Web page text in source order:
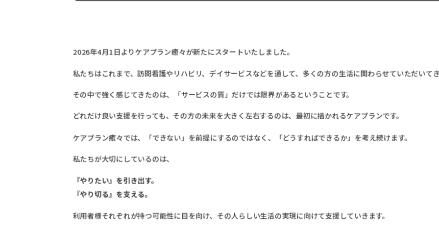
2026年4月1日よりケアプラン癒々が新たにスタートいたしました。
私たちはこれまで、訪問看護やリハビリ、デイサービスなどを通して、多くの方の生活に関わらせていただいてき
その中で強く感じてきたのは、「サービスの質」だけでは限界があるということです。
どれだけ良い支援を行っても、その方の未来を大きく左右するのは、最初に描かれるケアプランです。
ケアプラン癒々では、「できない」を前提にするのではなく、「どうすればできるか」を考え続けます。
私たちが大切にしているのは、
『やりたい』を引き出す。
『やり切る』を支える。
利用者様それぞれが持つ可能性に目を向け、その人らしい生活の実現に向けて支援していきます。